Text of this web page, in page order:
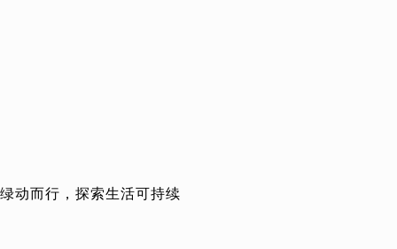
绿动而行，探索生活可持续